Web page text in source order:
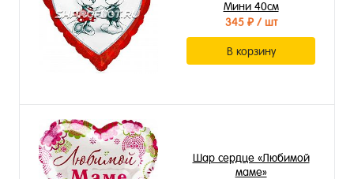
Мини 40см
345 ₽/ шт
В корзину
Шар сердце «Любимой
маме»